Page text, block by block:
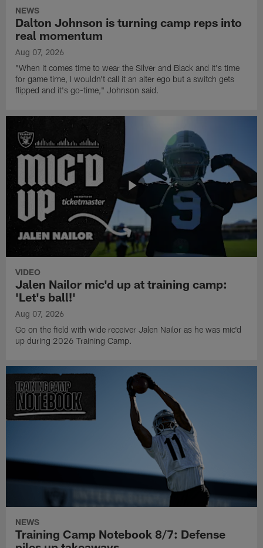
NEWS
Dalton Johnson is turning camp reps into
real momentum
Aug 07, 2026
"When it comes time to wear the Silver and Black and it's time
for game time, I wouldn't call it an alter ego but a switch gets
flipped and it's go-time," Johnson said.
VIDEO
Jalen Nailor mic'd up at training camp:
'Let's ball!'
Aug 07, 2026
Go on the field with wide receiver Jalen Nailor as he was mic'd
up during 2026 Training Camp.
NEWS
Training Camp Notebook 8/7: Defense